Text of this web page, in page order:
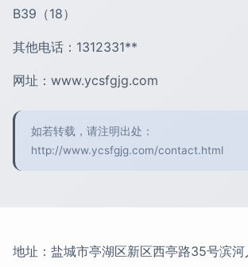
B39（18）
其他电话：1312331**
网址： www.ycsfgjg.com
如若转载，请注明出处：
http://www.ycsfgjg.com/contact.html
地址：盐城市亭湖区新区西亭路35号滨